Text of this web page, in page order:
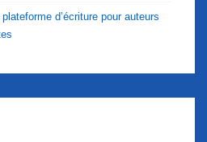
d’écriture pour auteurs